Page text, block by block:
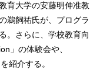
育大学の安藤明伸准教
鵜飼祐氏が、プログラ
。さらに、学校教育向
」の体験会や、
紹介する。